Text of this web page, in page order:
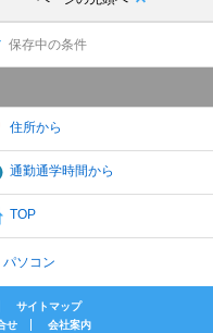
保存中の条件
住所から
通勤通学時間から
TOP
パソコン
サイトマップ
せ 会社案内